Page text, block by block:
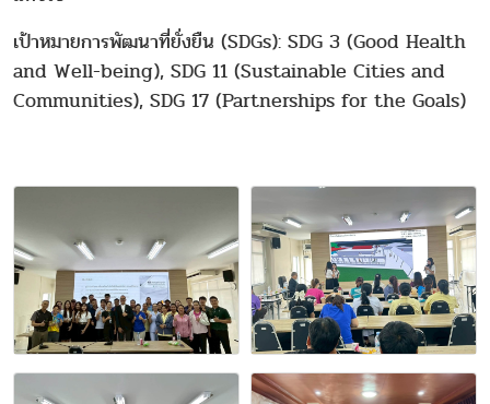
เป้าหมายการพัฒนาที่ยั่งยืน (SDGs): SDG 3 (Good Health
and Well-being), SDG 11 (Sustainable Cities and
Communities), SDG 17 (Partnerships for the Goals)